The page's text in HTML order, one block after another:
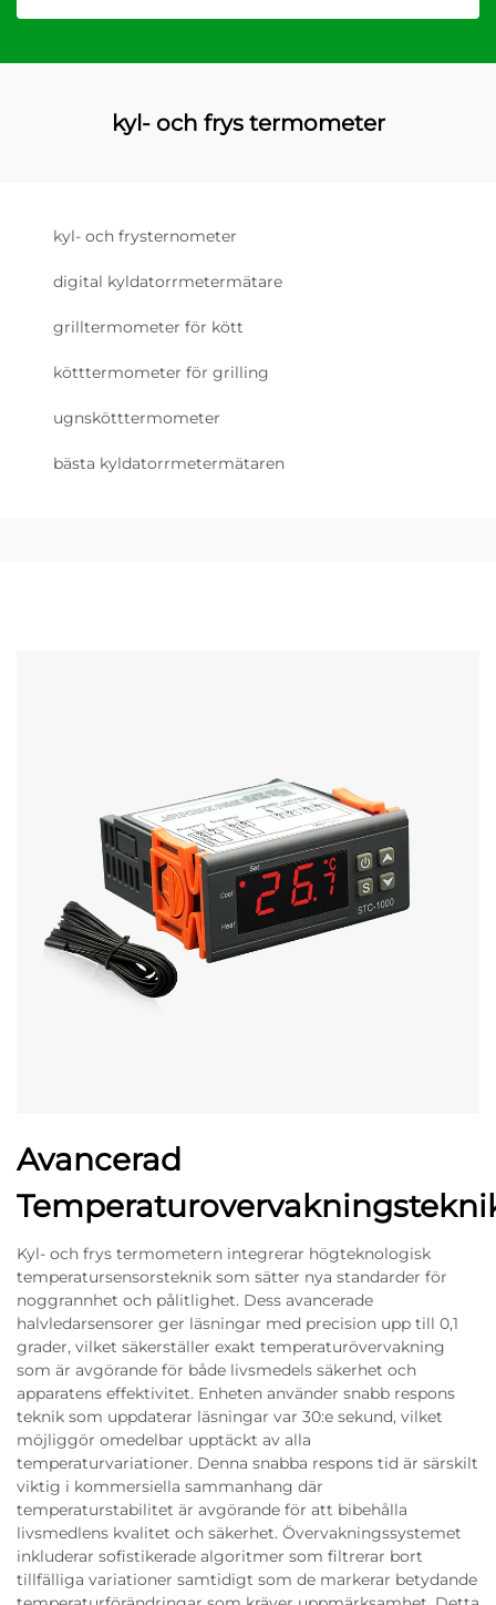
kyl- och frys termometer
kyl- och frysternometer
digital kyldatorrmetermätare
grilltermometer för kött
kötttermometer för grilling
ugnskötttermometer
bästa kyldatorrmetermätaren
Avancerad
Kyl- och frys termometern integrerar högteknologisk
temperatursensorsteknik som sätter nya standarder för
noggrannhet och pålitlighet. Dess avancerade
halvledarsensorer ger läsningar med precision upp till 0,1
grader, vilket säkerställer exakt temperaturövervakning
som är avgörande för både livsmedels säkerhet och
apparatens effektivitet. Enheten använder snabb respons
teknik som uppdaterar läsningar var 30:e sekund, vilket
möjliggör omedelbar upptäckt av alla
temperaturvariationer. Denna snabba respons tid är särskilt
viktig i kommersiella sammanhang där
temperaturstabilitet är avgörande för att bibehålla
livsmedlens kvalitet och säkerhet. Övervakningssystemet
inkluderar sofistikerade algoritmer som filtrerar bort
tillfälliga variationer samtidigt som de markerar betydande